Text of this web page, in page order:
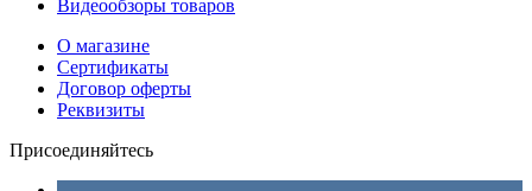
Видеообзоры товаров
О магазине
Сертификаты
Договор оферты
Реквизиты
Присоединяйтесь